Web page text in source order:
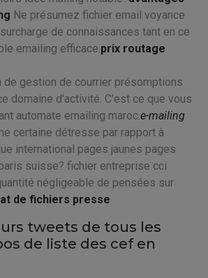
Ne présumez fichier email voyance
de connaissances tant en ce
emailing efficace.prix routage
de gestion de courrier présomptions
domaine d'activité. C'est ce que vous
automate emailing maroc.e-mailing
certaine détresse par rapport à
international pages jaunes pages
suisse? fichier entreprise cci
négligeable de pensées sur
de fichiers presse
tweets de tous les
de liste des cef en